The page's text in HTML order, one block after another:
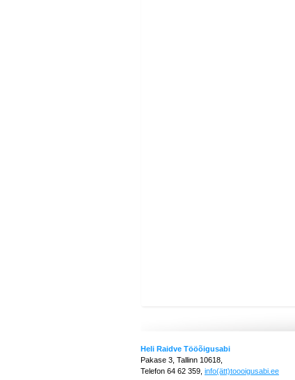
Heli Raidve Tööõigusabi
Pakase 3, Tallinn 10618,
Telefon 64 62 359, info(ätt)toooigusabi.ee